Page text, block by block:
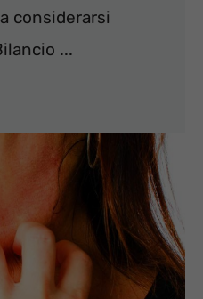
considerarsi
...